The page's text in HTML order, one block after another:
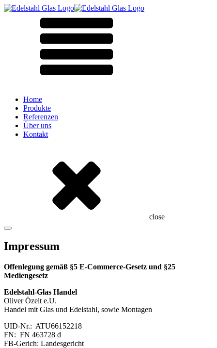
Home
Produkte
Referenzen
Über uns
Kontakt
close
Impressum
Offenlegung gemäß §5 E-Commerce-Gesetz und §25
Mediengesetz
Edelstahl-Glas Handel
Oliver Özelt e.U.
Handel mit Glas und Edelstahl, sowie Montagen
UID-Nr.: ATU66152218
FN: FN 463728 d
FB-Gerich: Landesgericht